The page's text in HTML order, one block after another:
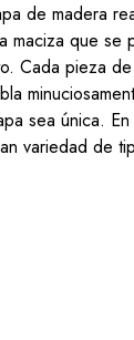
de madera
maciza que se
Cada pieza
sea única.
variedad de